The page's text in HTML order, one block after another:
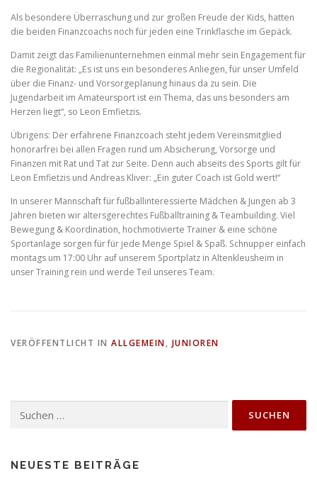
Als besondere Überraschung und zur großen Freude der Kids, hatten
die beiden Finanzcoachs noch für jeden eine Trinkflasche im Gepäck.
Damit zeigt das Familienunternehmen einmal mehr sein Engagement für
die Regionalität: „Es ist uns ein besonderes Anliegen, für unser Umfeld
über die Finanz- und Vorsorgeplanung hinaus da zu sein. Die
Jugendarbeit im Amateursport ist ein Thema, das uns besonders am
Herzen liegt“, so Leon Emfietzis.
Übrigens: Der erfahrene Finanzcoach steht jedem Vereinsmitglied
honorarfrei bei allen Fragen rund um Absicherung, Vorsorge und
Finanzen mit Rat und Tat zur Seite. Denn auch abseits des Sports gilt für
Leon Emfietzis und Andreas Kliver: „Ein guter Coach ist Gold wert!“
In unserer Mannschaft für fußballinteressierte Mädchen & Jungen ab 3
Jahren bieten wir altersgerechtes Fußballtraining & Teambuilding. Viel
Bewegung & Koordination, hochmotivierte Trainer & eine schöne
Sportanlage sorgen für für jede Menge Spiel & Spaß. Schnupper einfach
montags um 17:00 Uhr auf unserem Sportplatz in Altenkleusheim in
unser Training rein und werde Teil unseres Team.
VERÖFFENTLICHT IN ALLGEMEIN, JUNIOREN
nach:
NEUESTE BEITRÄGE